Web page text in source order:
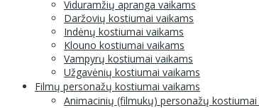
Viduramžių apranga vaikams
Daržovių kostiumai vaikams
Indėnų kostiumai vaikams
Klouno kostiumai vaikams
Vampyrų kostiumai vaikams
Užgavėnių kostiumai vaikams
Filmų personažų kostiumai vaikams
Animacinių (filmukų) personažų kostiumai